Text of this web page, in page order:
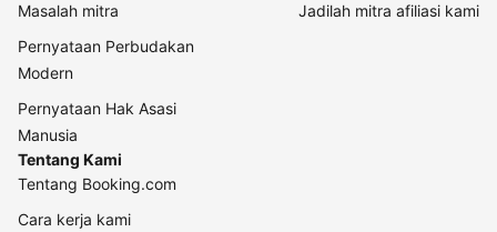
Masalah mitra
Pernyataan Perbudakan
Modern
Pernyataan Hak Asasi
Manusia
Jadilah mitra afiliasi kami
Tentang Kami
Tentang Booking.com
Cara kerja kami